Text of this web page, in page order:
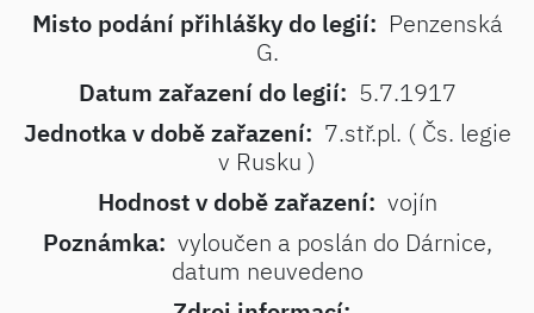
Misto podání přihlášky do legií: Penzenská
G.
Datum zařazení do legií: 5.7.1917
Jednotka v době zařazení: 7.stř.pl. ( Čs. legie
v Rusku )
Hodnost v době zařazení: vojín
Poznámka: vyloučen a poslán do Dárnice,
datum neuvedeno